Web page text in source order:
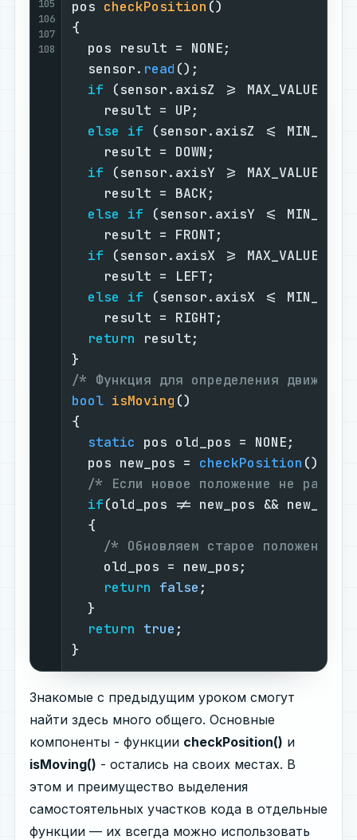
105
106
107
108
pos checkPosition ()
{
pos result =
  sensor.
read
if (sensor.axisZ >=
    result = UP;
else if (sensor.axisZ <=
    result = DOWN;
if (sensor.axisY >=
    result = BACK;
else if (sensor.axisY <=
    result = FRONT;
if (sensor.axisX >=
    result = LEFT;
else if (sensor.axisX <=
    result = RIGHT;
return
/* Функция для определения
bool isMoving ()
{
static pos old_pos =
  pos new_pos =
checkPosition
/* Если новое положение не равно
if(old_pos != new_pos && new_pos
  {
/* Обновляем старое положение
    old_pos = new_pos;
return false ;
  }
return true ;
}
Знакомые с предыдущим уроком смогут
найти здесь много общего. Основные
компоненты - функции checkPosition() и
isMoving() - остались на своих местах. В
этом и преимущество выделения
самостоятельных участков кода в отдельные
функции — их всегда можно использовать